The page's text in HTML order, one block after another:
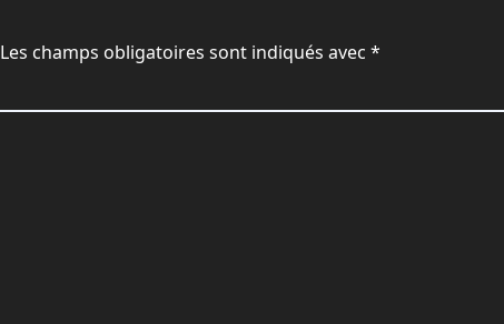
Les champs obligatoires sont indiqués avec *